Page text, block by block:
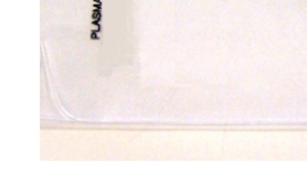
ENGLISH